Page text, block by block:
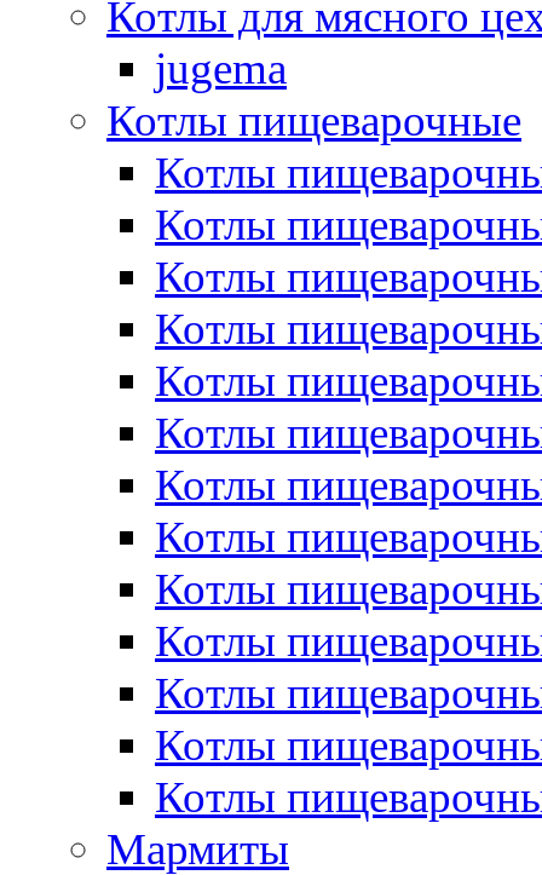
Котлы для мясного
jugema
Котлы пищеварочные
Котлы
Котлы
Котлы
Котлы
Котлы
Котлы
Котлы
Котлы
Котлы
Котлы
Котлы
Котлы
Котлы
Мармиты